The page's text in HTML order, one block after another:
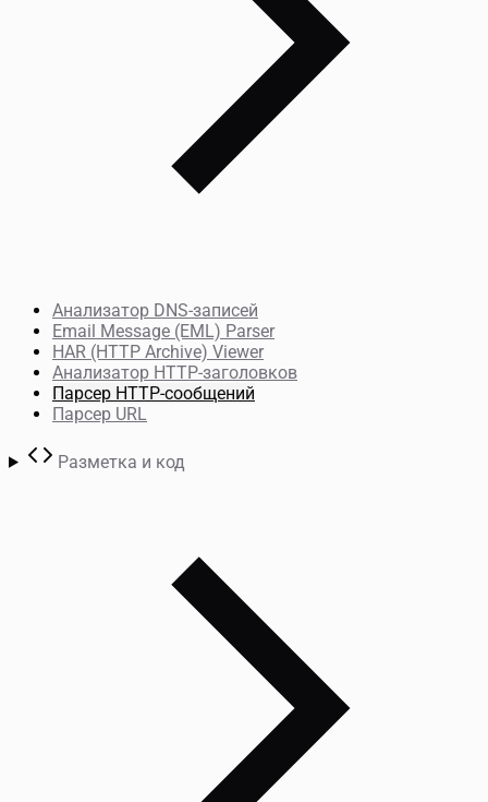
Анализатор DNS-записей
Email Message (EML) Parser
HAR (HTTP Archive) Viewer
Анализатор HTTP-заголовков
Парсер HTTP-сообщений
Парсер URL
Разметка и код